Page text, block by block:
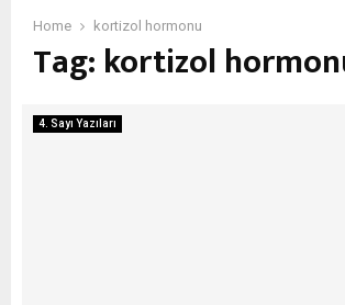
Home kortizol hormonu
Tag: kortizol
4. Sayı Yazıları